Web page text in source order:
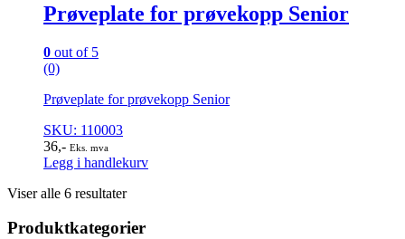
Prøveplate for prøvekopp Senior
0 out of 5
(0)
Prøveplate for prøvekopp Senior
SKU: 110003
36,- Eks. mva
Legg i handlekurv
Viser alle 6 resultater
Produktkategorier